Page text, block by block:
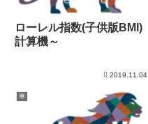
ローレル指数(子供版BMI)
計算機～
2019.11.04
車